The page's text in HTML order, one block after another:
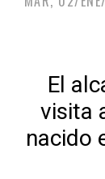
El
visita
nacido